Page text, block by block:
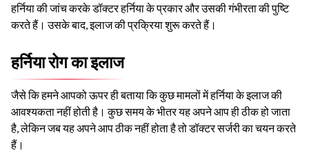
हर्निया की जांच करके डॉक्टर हर्निया के प्रकार और उसकी गंभीरता की पुष्टि
करते हैं। उसके बाद, इलाज की प्रक्रिया शुरू करते हैं।
हर्निया रोग का इलाज
जैसे कि हमने आपको ऊपर ही बताया कि कुछ मामलों में हर्निया के इलाज की
आवश्यकता नहीं होती है। कुछ समय के भीतर यह अपने आप ही ठीक हो जाता
है, लेकिन जब यह अपने आप ठीक नहीं होता है तो डॉक्टर सर्जरी का चयन करते
हैं।